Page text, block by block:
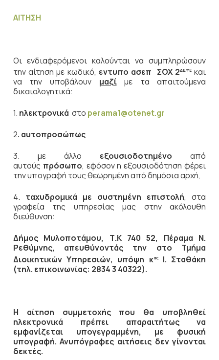
ΑΙΤΗΣΗ
Οι ενδιαφερόμενοι καλούνται να συμπληρώσουν
την αίτηση με κωδικό, εντυπο ασεπ ΣΟΧ 2ΔΕ/ΥΕκαι
να την υποβάλουν μαζίμε τα απαιτούμενα
δικαιολογητικά:
1. ηλεκτρονικά στο perama1@otenet.gr
2. αυτοπροσώπως
3. με άλλο εξουσιοδοτημένοαπό
αυτούς πρόσωπο, εφόσον η εξουσιοδότηση φέρει
την υπογραφή τους θεωρημένη από δημόσια αρχή,
4. ταχυδρομικά με συστημένη επιστολή, στα
γραφεία της υπηρεσίας μας στην ακόλουθη
διεύθυνση:
Δήμος Μυλοποτάμου, Τ.Κ 740 52, Πέραμα Ν.
Ρεθύμνης, απευθύνοντάς την στο Τμήμα
Διοικητικών Υπηρεσιών, υπόψη καςΙ. Σταθάκη
(τηλ. επικοινωνίας: 2834 3 40322).
Η αίτηση συμμετοχής που θα υποβληθεί
ηλεκτρονικά πρέπει απαραιτήτως να
εμφανίζεται υπογεγραμμένη, με φυσική
υπογραφή. Ανυπόγραφες αιτήσεις δεν γίνονται
δεκτές.